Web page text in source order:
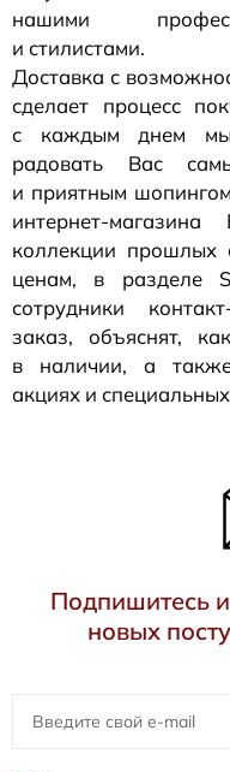
нашими
и стилистами.
Доставка с
сделает процесс
с каждым днем мы
радовать Вас
и приятным
интернет-магазина
коллекции прошлых
ценам, в разделе
сотрудники
заказ, объяснят,
в наличии, а
акциях и
Подпишитесь
новых